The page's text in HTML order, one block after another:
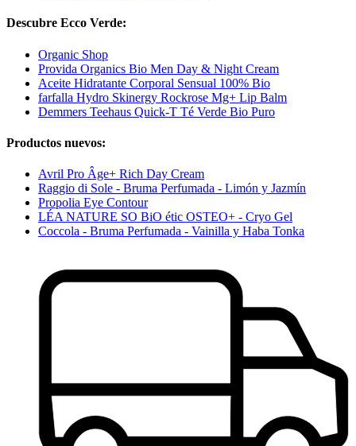
Descubre Ecco Verde:
Organic Shop
Provida Organics Bio Men Day & Night Cream
Aceite Hidratante Corporal Sensual 100% Bio
farfalla Hydro Skinergy Rockrose Mg+ Lip Balm
Demmers Teehaus Quick-T Té Verde Bio Puro
Productos nuevos:
Avril Pro Âge+ Rich Day Cream
Raggio di Sole - Bruma Perfumada - Limón y Jazmín
Propolia Eye Contour
LÉA NATURE SO BiO étic OSTEO+ - Cryo Gel
Coccola - Bruma Perfumada - Vainilla y Haba Tonka